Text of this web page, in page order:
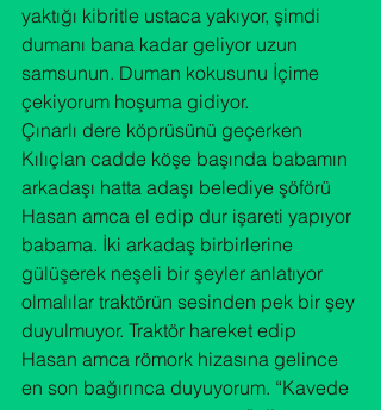
yaktığı kibritle ustaca yakıyor, şimdi
dumanı bana kadar geliyor uzun
samsunun. Duman kokusunu İçime
çekiyorum hoşuma gidiyor.
Çınarlı dere köprüsünü geçerken
Kılıçlan cadde köşe başında babamın
arkadaşı hatta adaşı belediye şöförü
Hasan amca el edip dur işareti yapıyor
babama. İki arkadaş birbirlerine
gülüşerek neşeli bir şeyler anlatıyor
olmalılar traktörün sesinden pek bir şey
duyulmuyor. Traktör hareket edip
Hasan amca römork hizasına gelince
en son bağırınca duyuyorum. “Kavede